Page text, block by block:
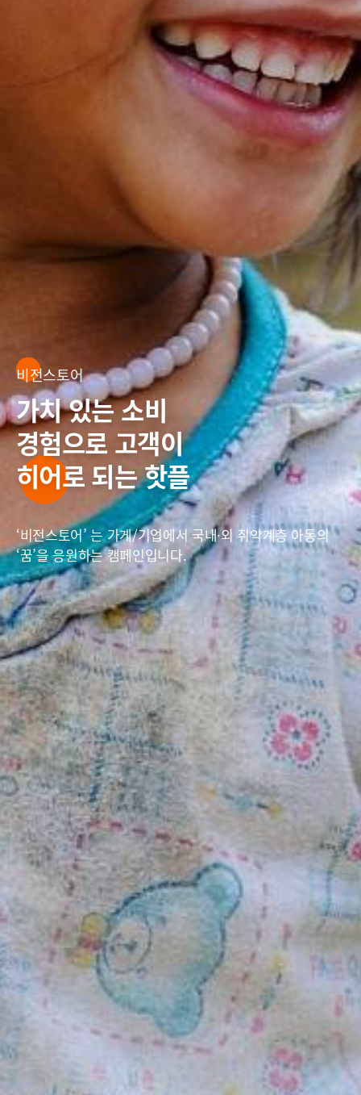
비전스토어
가치 있는 소비
경험으로 고객이
히어로되는 핫플
‘비전스토어’ 는 가게/기업에서 국내·외 취약계층 아동의
‘꿈’을 응원하는 캠페인입니다.
비전스토어
가치 있는 소비
경험으로 고객이
히어로되는 핫플
‘비전스토어’ 는 가게/기업에서 국내·외 취약계층 아동의
‘꿈’을 응원하는 캠페인입니다.